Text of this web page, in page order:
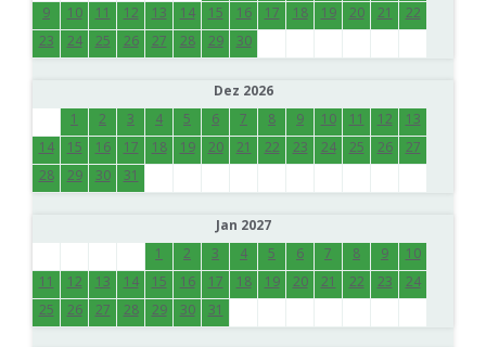
9
10 11 12 13 14 15 16 17 18 19 20 21
22
23
24 25 26 27 28 29 30
Dez 2026
1
2 3 4 5 6 7 8 9 10 11 12
13
14
15 16 17 18 19 20 21 22 23 24 25 26
27
28
29 30 31
Jan 2027
1
2 3 4 5 6 7 8 9
10
11
12 13 14 15 16 17 18 19 20 21 22 23
24
25
26 27 28 29 30 31